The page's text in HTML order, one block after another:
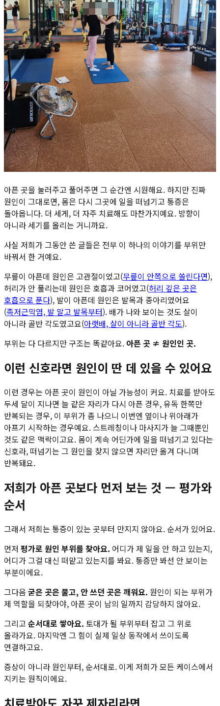
아픈 곳을 눌러주고 풀어주면 그 순간엔 시원해요. 하지만 진짜
원인이 그대로면, 몸은 다시 그곳에 일을 떠넘기고 통증은
돌아옵니다. 더 세게, 더 자주 치료해도 마찬가지예요. 방향이
아니라 세기를 올리는 거니까요.
사실 저희가 그동안 쓴 글들은 전부 이 하나의 이야기를 부위만
바꿔서 한 거예요.
무릎이 아픈데 원인은 고관절이었고(무릎이 안쪽으로 쏠린다면),
허리가 안 풀리는데 원인은 호흡과 코어였고(허리 깊은 곳은
호흡으로 푼다), 발이 아픈데 원인은 발목과 종아리였어요
(족저근막염, 발 말고 발목부터). 배가 나와 보이는 것도 살이
아니라 골반 각도였고요(아랫배, 살이 아니라 골반 각도).
부위는 다 다르지만 구조는 똑같아요. 아픈 곳 ≠ 원인인 곳.
이런 신호라면 원인이 딴 데 있을 수 있어요
이런 경우는 아픈 곳이 원인이 아닐 가능성이 커요. 치료를 받아도
두세 달이 지나면 늘 같은 자리가 다시 아픈 경우, 유독 한쪽만
반복되는 경우, 이 부위가 좀 나으니 이번엔 옆이나 위아래가
아프기 시작하는 경우예요. 스트레칭이나 마사지가 늘 그때뿐인
것도 같은 맥락이고요. 몸이 계속 어딘가에 일을 떠넘기고 있다는
신호라, 떠넘기는 그 원인을 찾지 않으면 자리만 옮겨 다니며
반복돼요.
저희가 아픈 곳보다 먼저 보는 것 — 평가와
순서
그래서 저희는 통증이 있는 곳부터 만지지 않아요. 순서가 있어요.
먼저 평가로 원인 부위를 찾아요. 어디가 제 일을 안 하고 있는지,
어디가 그걸 대신 떠맡고 있는지를 봐요. 통증만 봐선 안 보이는
부분이에요.
그다음 굳은 곳은 풀고, 안 쓰던 곳은 깨워요. 원인이 되는 부위가
제 역할을 되찾아야, 아픈 곳이 남의 일까지 감당하지 않아요.
그리고 순서대로 쌓아요. 토대가 될 부위부터 잡고 그 위로
올라가요. 마지막엔 그 힘이 실제 일상 동작에서 쓰이도록
연결하고요.
증상이 아니라 원인부터, 순서대로. 이게 저희가 모든 케이스에서
지키는 원칙이에요.